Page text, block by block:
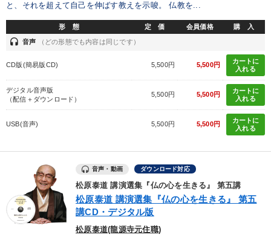
お金の授業 健康・ウェルビーイング 採用 資産保全
いい会社
※「更新」を押すと「カテゴリー」「目的別」「キーワード」を更新いただけます。
すべての音声・動画（全2076タイトル）からお探しいただけます
タグ・キーワード
と、それを超えて自己を伸ばす教えを示唆。 仏教を...
形 態 定 価 会員価格 購 入
headset 音声 （どの形態でも内容は同じです）
CD版(簡易版CD) 5,500円 5,500円
カートに
入れる
デジタル音声版
（配信＋ダウンロード）
5,500円 5,500円
カートに
入れる
USB(音声) 5,500円 5,500円
カートに
入れる
音声・動画 ダウンロード対応
松原泰道 講演選集『仏の心を生きる』 第五講
松原泰道 講演選集『仏の心を生きる』 第五
講CD・デジタル版
松原泰道(龍源寺元住職)